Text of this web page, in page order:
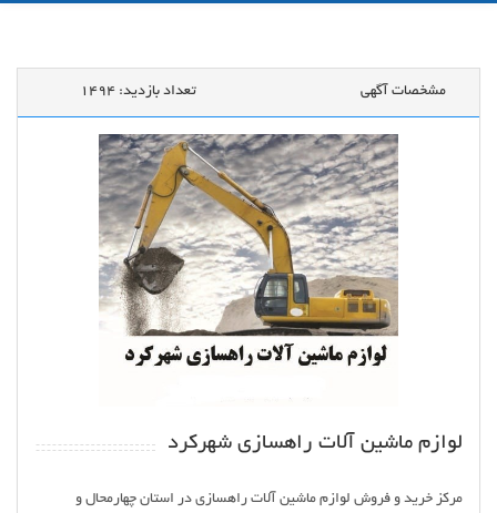
مشخصات آگهی تعداد بازدید: 1494
لوازم ماشین آلات راهسازی شهرکرد
مرکز خرید و فروش لوازم ماشین آلات راهسازی در استان چهارمحال و